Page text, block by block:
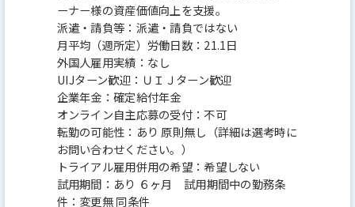
ーナー様の資産価値向上を支援。
派遣・請負等：派遣・請負ではない
月平均（週所定）労働日数：21.1日
外国人雇用実績：なし
UIJターン歓迎：ＵＩＪターン歓迎
企業年金：確定給付年金
オンライン自主応募の受付：不可
転勤の可能性：あり 原則無し（詳細は選考時に
お問い合わせください。）
トライアル雇用併用の希望：希望しない
試用期間：あり ６ヶ月 試用期間中の勤務条
件：変更無 同条件